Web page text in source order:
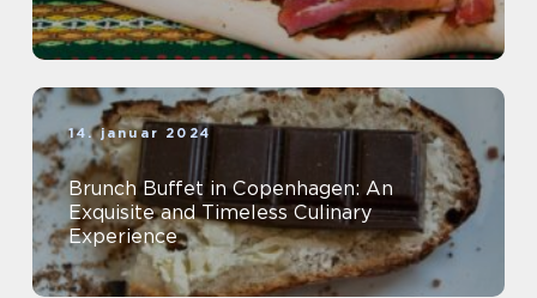
14. januar 2024
Brunch Buffet in Copenhagen: An
Exquisite and Timeless Culinary
Experience